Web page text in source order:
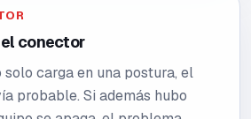
conector
carga en una postura, el
probable. Si además hubo